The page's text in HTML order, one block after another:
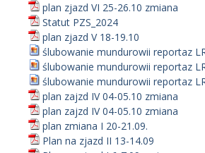
plan zjazd VI 25-26.10 zmiana
Statut PZS_2024
plan zjazd V 18-19.10
ślubowanie mundurowii reportaz
ślubowanie mundurowii reportaz
ślubowanie mundurowii reportaz
plan zajzd IV 04-05.10 zmiana
plan zajzd IV 04-05.10 zmiana
plan zmiana I 20-21.09.
Plan na zjazd II 13-14.09